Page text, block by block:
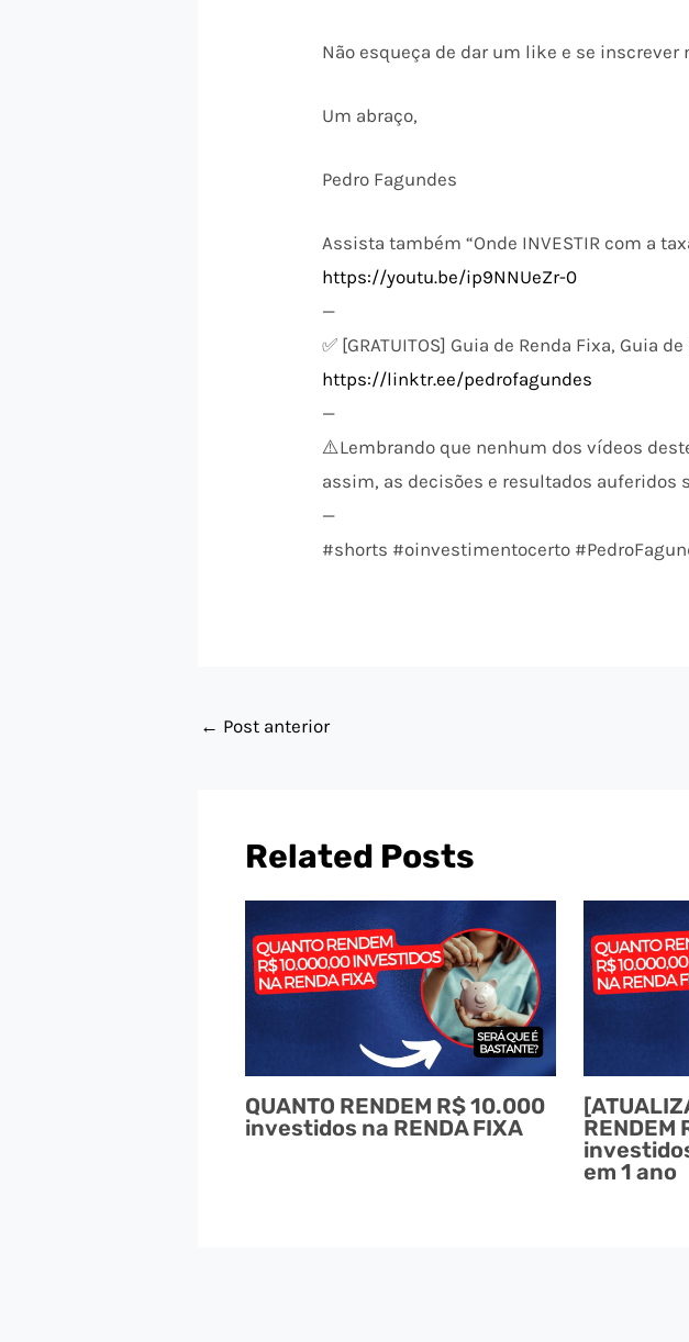
Não esqueça de dar um like e se inscrever
Um abraço,
Pedro Fagundes
Assista também “Onde INVESTIR com a taxa
https://youtu.be/ip9NNUeZr-0
—
✅ [GRATUITOS] Guia de Renda Fixa, Guia
https://linktr.ee/pedrofagundes
—
⚠️​Lembrando que nenhum dos vídeos
assim, as decisões e resultados
—
#shorts #oinvestimentocerto
← Post anterior
Related Posts
QUANTO RENDEM R$ 10.000
investidos na RENDA FIXA
RENDEM
em 1 ano